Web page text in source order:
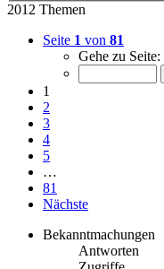
2012 Themen
Seite 1 von 81
Gehe zu Seite:
1
2
3
4
5
…
81
Nächste
Bekanntmachungen
Antworten